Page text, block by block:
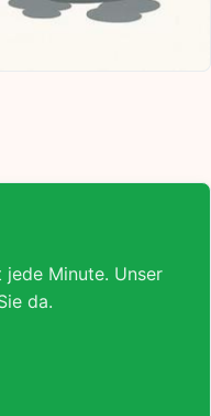
Minute. Unser
da.